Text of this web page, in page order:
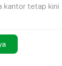
kantor tetap kini